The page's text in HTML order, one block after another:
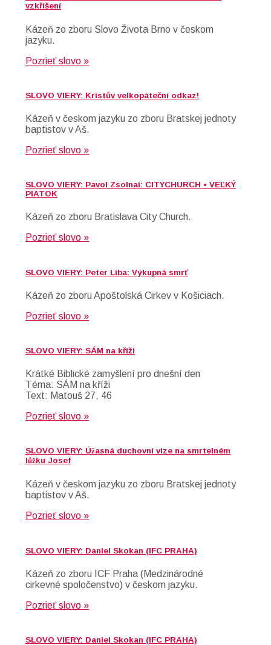
vzkříšení
Kázeň zo zboru Slovo Života Brno v českom
jazyku.
Pozrieť slovo »
SLOVO VIERY: Kristův velkopáteční odkaz!
Kázeň v českom jazyku zo zboru Bratskej jednoty
baptistov v Aš.
Pozrieť slovo »
SLOVO VIERY: Pavol Zsolnai: CITYCHURCH • VEĽKÝ
PIATOK
Kázeň zo zboru Bratislava City Church.
Pozrieť slovo »
SLOVO VIERY: Peter Liba: Výkupná smrť
Kázeň zo zboru Apoštolská Cirkev v Košiciach.
Pozrieť slovo »
SLOVO VIERY: SÁM na kříži
Krátké Biblické zamyšlení pro dnešní den
Téma: SÁM na kříži
Text: Matouš 27, 46
Pozrieť slovo »
SLOVO VIERY: Úžasná duchovní vize na smrtelném
lůžku Josef
Kázeň v českom jazyku zo zboru Bratskej jednoty
baptistov v Aš.
Pozrieť slovo »
SLOVO VIERY: Daniel Skokan (IFC PRAHA)
Kázeň zo zboru ICF Praha (Medzinárodné
cirkevné spoločenstvo) v českom jazyku.
Pozrieť slovo »
SLOVO VIERY: Daniel Skokan (IFC PRAHA)